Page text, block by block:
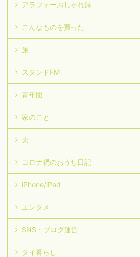
アラフォーおしゃれ録
こんなものを買った
旅
スタンドFM
青年団
家のこと
夫
コロナ禍のおうち日記
iPhone/iPad
エンタメ
SNS・ブログ運営
タイ暮らし